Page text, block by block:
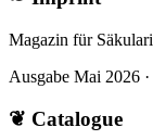
Magazin für
Ausgabe Mai 2026
❦ Catalogue